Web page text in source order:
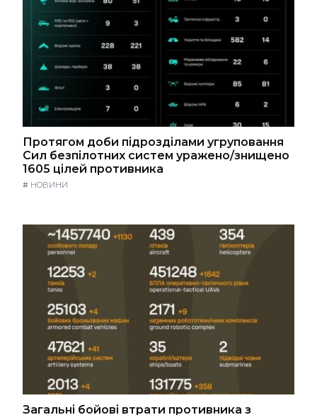
Протягом доби підрозділами угруповання
Сил безпілотних систем уражено/знищено
1605 цілей противника
# НОВИНИ
Загальні бойові втрати противника з